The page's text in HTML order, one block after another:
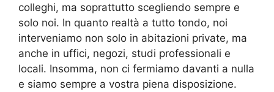
colleghi, ma soprattutto scegliendo sempre e
solo noi. In quanto realtà a tutto tondo, noi
interveniamo non solo in abitazioni private, ma
anche in uffici, negozi, studi professionali e
locali. Insomma, non ci fermiamo davanti a nulla
e siamo sempre a vostra piena disposizione.